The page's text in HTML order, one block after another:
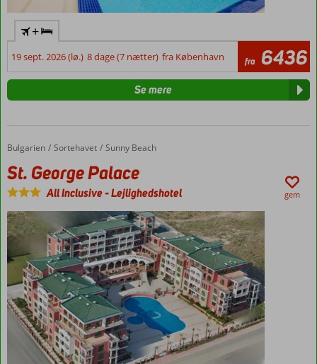
+
19 sept. 2026 (lø.) 8 dage (7 nætter) fra København fra 6436
Se mere
Forside
Bulgarien Sortehavet Sunny Beach
St. George Palace
St. George Palace
All Inclusive-Lejlighedshotel gem